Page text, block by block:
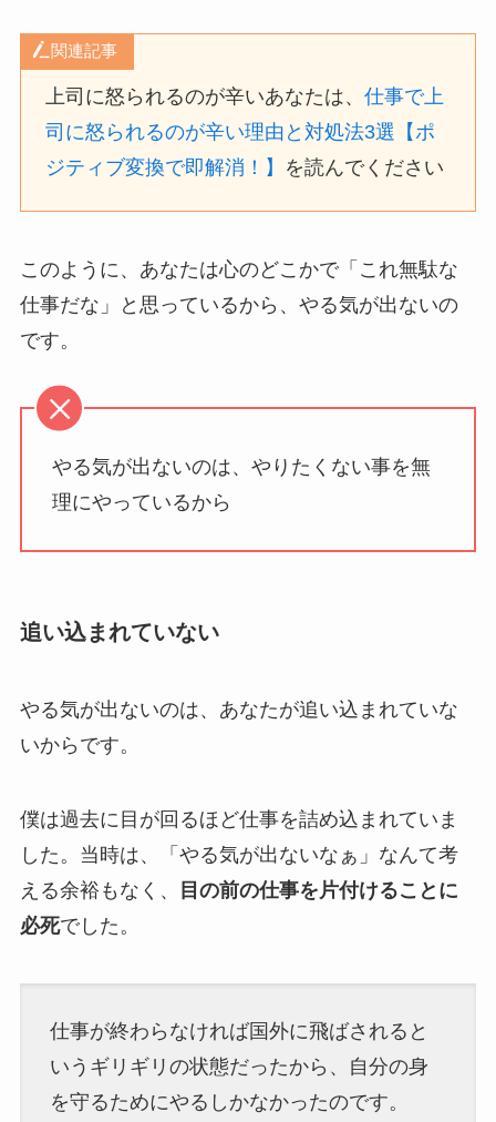
関連記事
上司に怒られるのが辛いあなたは、仕事で上
司に怒られるのが辛い理由と対処法3選【ポ
ジティブ変換で即解消！】 を読んでください
このように、あなたは心のどこかで「これ無駄な
仕事だな」と思っているから、やる気が出ないの
です。
やる気が出ないのは、やりたくない事を無
理にやっているから
追い込まれていない
やる気が出ないのは、あなたが追い込まれていな
いからです。
僕は過去に目が回るほど仕事を詰め込まれていま
した。当時は、「やる気が出ないなぁ」なんて考
える余裕もなく、
目の前の仕事を片付けることに
必死でした。
仕事が終わらなければ国外に飛ばされると
いうギリギリの状態だったから、自分の身
を守るためにやるしかなかったのです。